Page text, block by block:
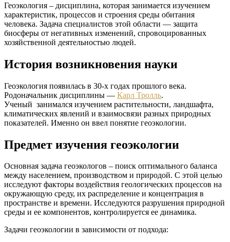
Геоэкология – дисциплина, которая занимается изучением
характеристик, процессов и строения среды обитания
человека. Задача специалистов этой области — защита
биосферы от негативных изменений, спровоцированных
хозяйственной деятельностью людей.
История возникновения науки
Геоэкология появилась в 30-х годах прошлого века.
Родоначальник дисциплины — Карл Тролль.
Ученый занимался изучением растительности, ландшафта,
климатических явлений и взаимосвязи разных природных
показателей. Именно он ввел понятие геоэкологии.
Предмет изучения геоэкологии
Основная задача геоэкологов – поиск оптимального баланса
между населением, производством и природой. С этой целью
исследуют факторы воздействия геологических процессов на
окружающую среду, их распределение и концентрация в
пространстве и времени. Исследуются разрушения природной
среды и ее компонентов, контролируется ее динамика.
Задачи геоэкологии в зависимости от подхода: